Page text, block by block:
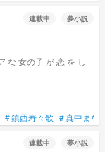
連載中 夢小説
#鎮西寿々歌 #真中まな
連載中 夢小説